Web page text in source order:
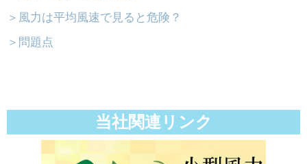
＞風力は平均風速で見ると危険？
＞問題点
当社関連リンク